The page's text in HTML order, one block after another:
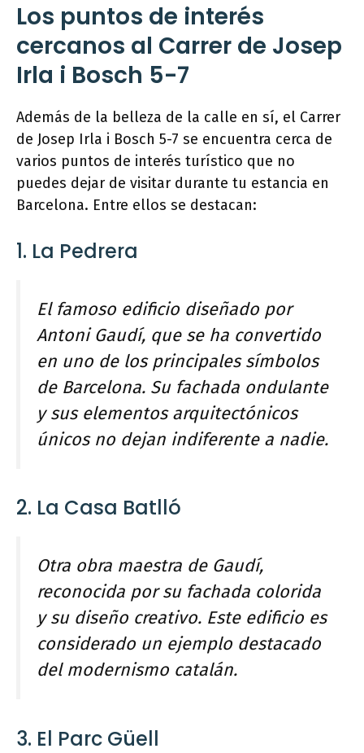
Los puntos de interés
cercanos al Carrer de Josep
Irla i Bosch 5-7
Además de la belleza de la calle en sí, el Carrer
de Josep Irla i Bosch 5-7 se encuentra cerca de
varios puntos de interés turístico que no
puedes dejar de visitar durante tu estancia en
Barcelona. Entre ellos se destacan:
1. La Pedrera
El famoso edificio diseñado por
Antoni Gaudí, que se ha convertido
en uno de los principales símbolos
de Barcelona. Su fachada ondulante
y sus elementos arquitectónicos
únicos no dejan indiferente a nadie.
2. La Casa Batlló
Otra obra maestra de Gaudí,
reconocida por su fachada colorida
y su diseño creativo. Este edificio es
considerado un ejemplo destacado
del modernismo catalán.
3. El Parc Güell